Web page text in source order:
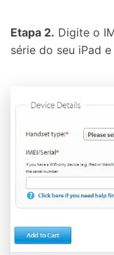
Etapa 2. Digite o
série do seu iPad